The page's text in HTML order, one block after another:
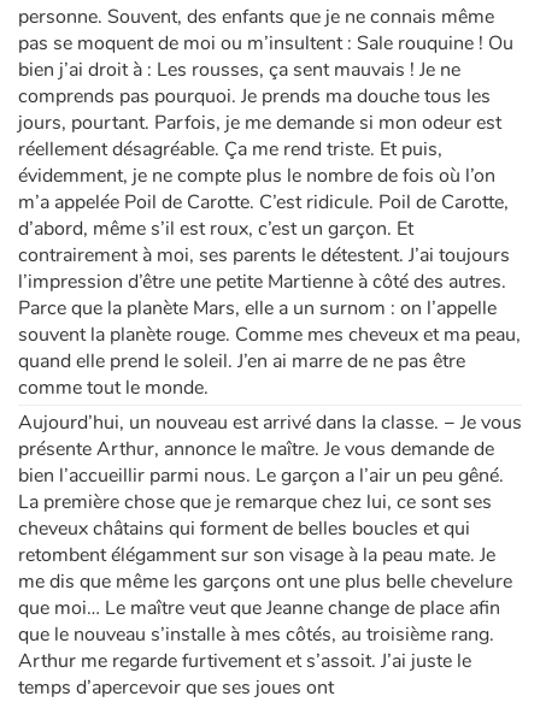
personne. Souvent, des enfants que je ne connais même
pas se moquent de moi ou m’insultent : Sale rouquine ! Ou
bien j’ai droit à : Les rousses, ça sent mauvais ! Je ne
comprends pas pourquoi. Je prends ma douche tous les
jours, pourtant. Parfois, je me demande si mon odeur est
réellement désagréable. Ça me rend triste. Et puis,
évidemment, je ne compte plus le nombre de fois où l’on
m’a appelée Poil de Carotte. C’est ridicule. Poil de Carotte,
d’abord, même s’il est roux, c’est un garçon. Et
contrairement à moi, ses parents le détestent. J’ai toujours
l’impression d’être une petite Martienne à côté des autres.
Parce que la planète Mars, elle a un surnom : on l’appelle
souvent la planète rouge. Comme mes cheveux et ma peau,
quand elle prend le soleil. J’en ai marre de ne pas être
comme tout le monde.
Aujourd’hui, un nouveau est arrivé dans la classe. − Je vous
présente Arthur, annonce le maître. Je vous demande de
bien l’accueillir parmi nous. Le garçon a l’air un peu gêné.
La première chose que je remarque chez lui, ce sont ses
cheveux châtains qui forment de belles boucles et qui
retombent élégamment sur son visage à la peau mate. Je
me dis que même les garçons ont une plus belle chevelure
que moi… Le maître veut que Jeanne change de place afin
que le nouveau s’installe à mes côtés, au troisième rang.
Arthur me regarde furtivement et s’assoit. J’ai juste le
temps d’apercevoir que ses joues ont